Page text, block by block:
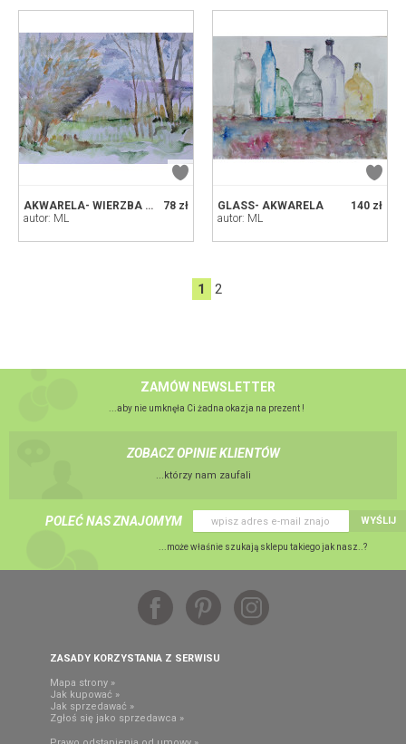
78 zł
AKWARELA- WIERZBA W ROZKWICIE
autor: ML
140 zł
GLASS- AKWARELA
autor: ML
1 2
ZAMÓW NEWSLETTER
...aby nie umknęła Ci żadna okazja na prezent !
ZOBACZ OPINIE KLIENTÓW
...którzy nam zaufali
POLEĆ NAS ZNAJOMYM WYŚLIJ
...może właśnie szukają sklepu takiego jak nasz..?
ZASADY KORZYSTANIA Z SERWISU
Mapa strony »
Jak kupować »
Jak sprzedawać »
Zgłoś się jako sprzedawca »